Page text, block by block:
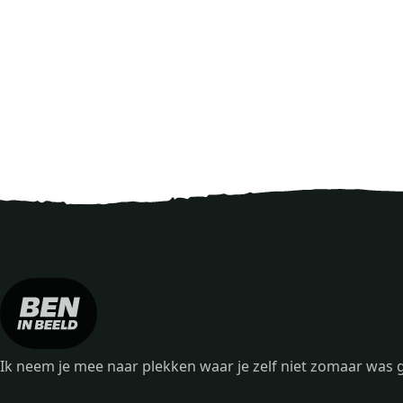
Ik neem je mee naar plekken waar je zelf niet zomaar was